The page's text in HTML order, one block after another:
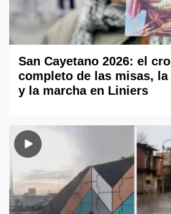
San Cayetano 2026: el
completo de las misas,
y la marcha en Liniers